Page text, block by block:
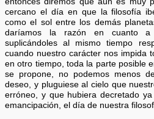
cercano el día en que la filosofía
como el sol entre los demás
daríamos la razón en cuanto a
suplicándoles al mismo tiempo
cuando nuestro carácter nos impida
en otro tiempo, toda la parte posible
se propone, no podemos menos
deseo, y pluguiese al cielo que
erróneo, y que hubiera decretado
emancipación, el día de nuestra